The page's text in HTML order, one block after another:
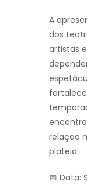
A
dos
artistas
relação
plateia.
📅 Data: